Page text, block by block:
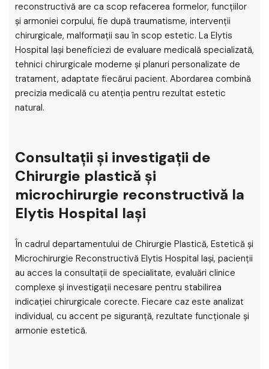
reconstructivă are ca scop refacerea formelor, funcțiilor
și armoniei corpului, fie după traumatisme, intervenții
chirurgicale, malformații sau în scop estetic. La Elytis
Hospital Iași beneficiezi de evaluare medicală specializată,
tehnici chirurgicale moderne și planuri personalizate de
tratament, adaptate fiecărui pacient. Abordarea combină
precizia medicală cu atenția pentru rezultat estetic
natural.
Consultații și investigații de
Chirurgie plastică și
microchirurgie reconstructivă la
Elytis Hospital Iași
În cadrul departamentului de Chirurgie Plastică, Estetică și
Microchirurgie Reconstructivă Elytis Hospital Iași, pacienții
au acces la consultații de specialitate, evaluări clinice
complexe și investigații necesare pentru stabilirea
indicației chirurgicale corecte. Fiecare caz este analizat
individual, cu accent pe siguranță, rezultate funcționale și
armonie estetică.